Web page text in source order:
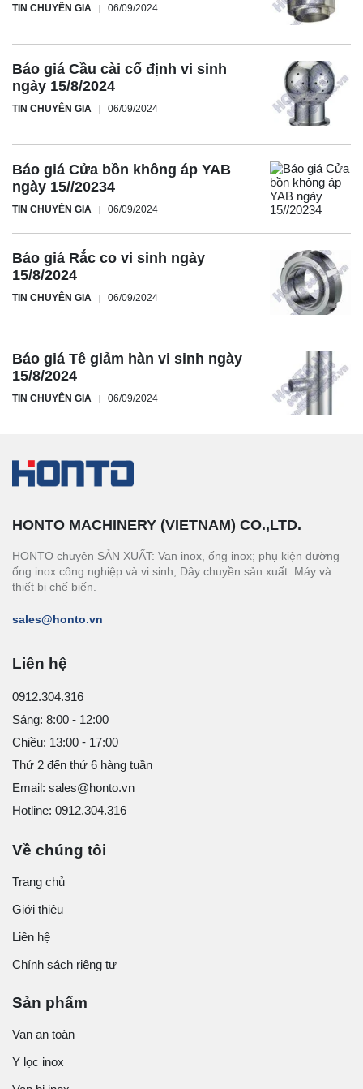
TIN CHUYÊN GIA 06/09/2024
Báo giá Cầu cài cố định vi sinh
ngày 15/8/2024
TIN CHUYÊN GIA 06/09/2024
Báo giá Cửa bồn không áp YAB
ngày 15//20234
TIN CHUYÊN GIA 06/09/2024
Báo giá Rắc co vi sinh ngày
15/8/2024
TIN CHUYÊN GIA 06/09/2024
Báo giá Tê giảm hàn vi sinh ngày
15/8/2024
TIN CHUYÊN GIA 06/09/2024
HONTO MACHINERY (VIETNAM) CO.,LTD.
HONTO chuyên SẢN XUẤT: Van inox, ống inox; phụ kiện đường
ống inox công nghiệp và vi sinh; Dây chuyền sản xuất: Máy và
thiết bị chế biến.
sales@honto.vn
Liên hệ
0912.304.316
Sáng: 8:00 - 12:00
Chiều: 13:00 - 17:00
Thứ 2 đến thứ 6 hàng tuần
Email: sales@honto.vn
Hotline: 0912.304.316
Về chúng tôi
Trang chủ
Giới thiệu
Liên hệ
Chính sách riêng tư
Sản phẩm
Van an toàn
Y lọc inox